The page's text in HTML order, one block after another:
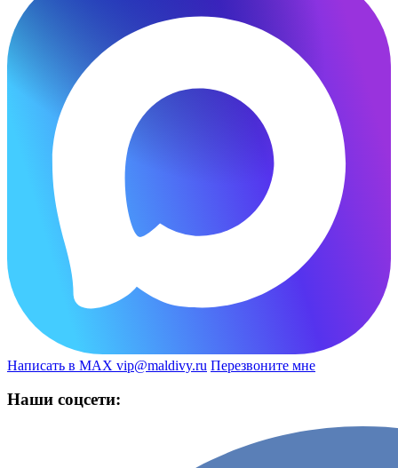
Написать в MAX vip@maldivy.ru Перезвоните мне
Наши соцсети: